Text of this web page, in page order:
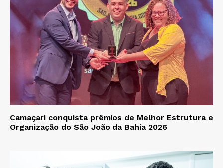
Camaçari conquista prêmios de Melhor Estrutura e
Organização do São João da Bahia 2026